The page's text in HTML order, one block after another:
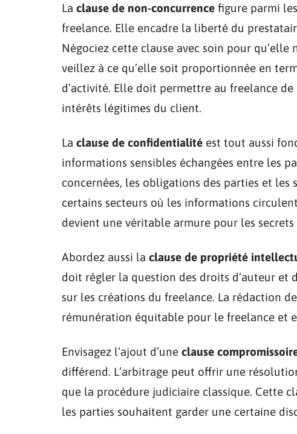
La clause de non-concurrence figure parmi
freelance. Elle encadre la liberté du
Négociez cette clause avec soin pour
veillez à ce qu’elle soit proportionnée en
d’activité. Elle doit permettre au freelance
intérêts légitimes du client.
La clause de confidentialité est tout aussi
informations sensibles échangées entre les
concernées, les obligations des parties et les
certains secteurs où les informations
devient une véritable armure pour les secrets
Abordez aussi la clause de propriété
doit régler la question des droits d’auteur
sur les créations du freelance. La rédaction
rémunération équitable pour le freelance et
Envisagez l’ajout d’une clause
différend. L’arbitrage peut offrir une
que la procédure judiciaire classique. Cette
les parties souhaitent garder une certaine